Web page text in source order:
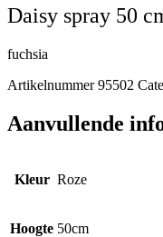
daisy spray 50
fuchsia
Artikelnummer95502
Aanvullende
Kleur Roze
Hoogte 50cm